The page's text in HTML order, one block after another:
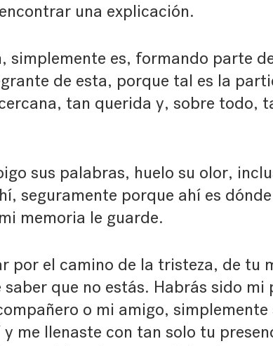
una explicación.
simplemente es, formando parte
de esta, porque tal es la
tan querida y, sobre todo,
sus palabras, huelo su olor,
seguramente porque ahí es
memoria le guarde.
por el camino de la tristeza, de tu
que no estás. Habrás sido mi
o mi amigo, simplemente
me llenaste con tan solo tu